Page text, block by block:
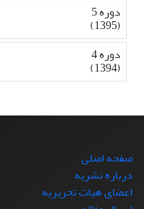
دوره 5
(1395)
دوره 4
(1394)
صفحه اصلی
درباره نشریه
اعضای هیات تحریریه